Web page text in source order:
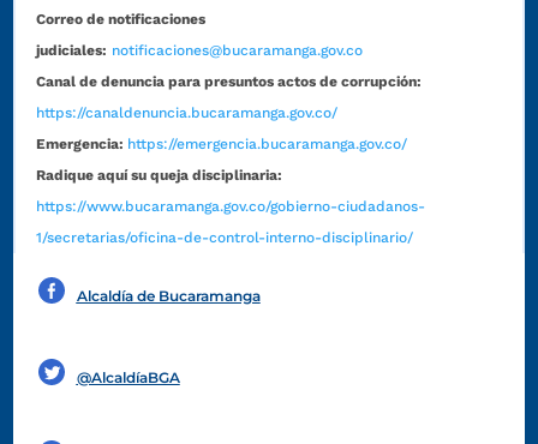
Correo de notificaciones
judiciales: notificaciones@bucaramanga.gov.co
Canal de denuncia para presuntos actos de corrupción:
https://canaldenuncia.bucaramanga.gov.co/
Emergencia: https://emergencia.bucaramanga.gov.co/
Radique aquí su queja disciplinaria:
https://www.bucaramanga.gov.co/gobierno-ciudadanos-
1/secretarias/oficina-de-control-interno-disciplinario/
Alcaldía de Bucaramanga
@AlcaldíaBGA